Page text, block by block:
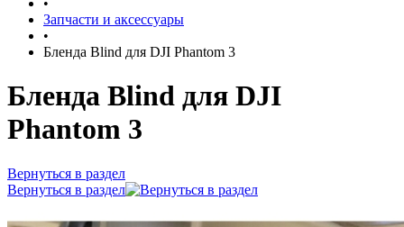
•
Запчасти и аксессуары
•
Бленда Blind для DJI Phantom 3
Бленда Blind для DJI
Phantom 3
Вернуться в раздел
Вернуться в раздел